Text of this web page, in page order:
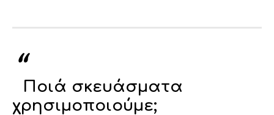
Ποιά σκευάσματα
χρησιμοποιούμε;